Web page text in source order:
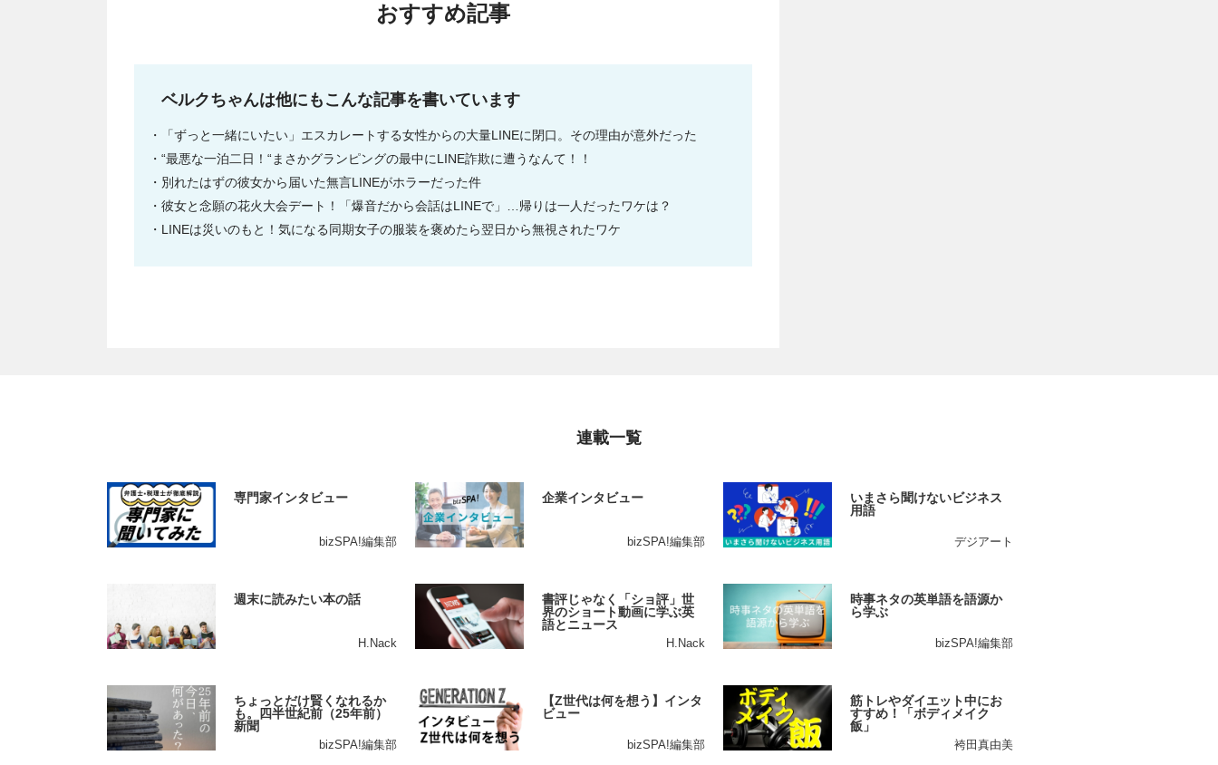
おすすめ記事
ベルクちゃんは他にもこんな記事を書いています
「ずっと一緒にいたい」エスカレートする女性からの大量LINEに閉口。その理由が意外だった
“最悪な一泊二日！“まさかグランピングの最中にLINE詐欺に遭うなんて！！
別れたはずの彼女から届いた無言LINEがホラーだった件
彼女と念願の花火大会デート！「爆音だから会話はLINEで」…帰りは一人だったワケは？
LINEは災いのもと！気になる同期女子の服装を褒めたら翌日から無視されたワケ
連載一覧
専門家インタビュー
bizSPA!編集部
企業インタビュー
bizSPA!編集部
いまさら聞けないビジネス
用語
デジアート
週末に読みたい本の話
H.Nack
書評じゃなく「ショ評」世
界のショート動画に学ぶ英
語とニュース
H.Nack
時事ネタの英単語を語源か
ら学ぶ
bizSPA!編集部
ちょっとだけ賢くなれるか
も。四半世紀前（25年前）
新聞
bizSPA!編集部
【Z世代は何を想う】インタ
ビュー
bizSPA!編集部
筋トレやダイエット中にお
すすめ！「ボディメイク
飯」
袴田真由美